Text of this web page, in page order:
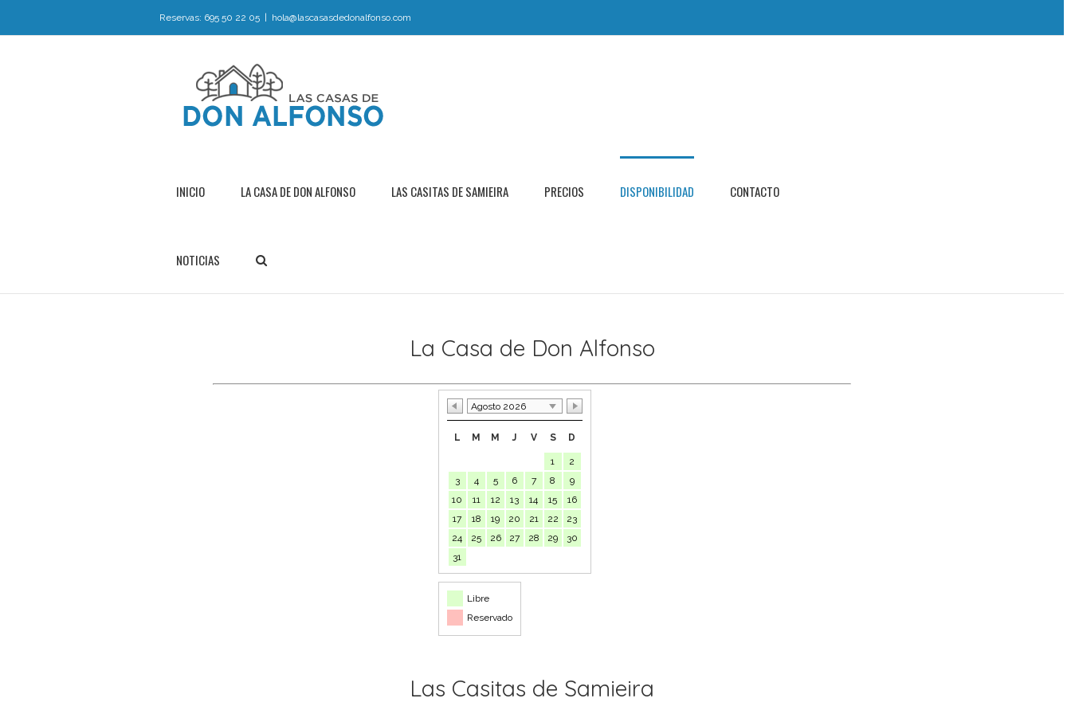
Reservas: 695 50 22 05 hola@lascasasdedonalfonso.com
INICIO LA CASA DE DON ALFONSO LAS CASITAS DE SAMIEIRA PRECIOS DISPONIBILIDAD CONTACTO
NOTICIAS
La Casa de Don Alfonso
Agosto 2026
L M M J V S D
1
2
3
4 5 6 7 8
9
10
11 12 13 14 15
16
17
18 19 20 21 22
23
24
25 26 27 28 29
30
31
Libre
Reservado
Las Casitas de Samieira